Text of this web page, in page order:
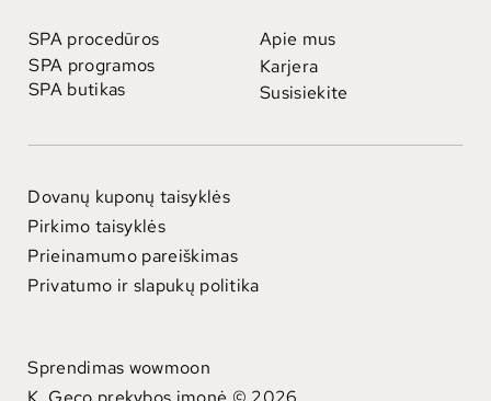
SPA procedūros
SPA programos
SPA butikas
Apie mus
Karjera
Susisiekite
Sprendimas wowmoon
Dovanų kuponų taisyklės
Pirkimo taisyklės
Prieinamumo pareiškimas
Privatumo ir slapukų politika